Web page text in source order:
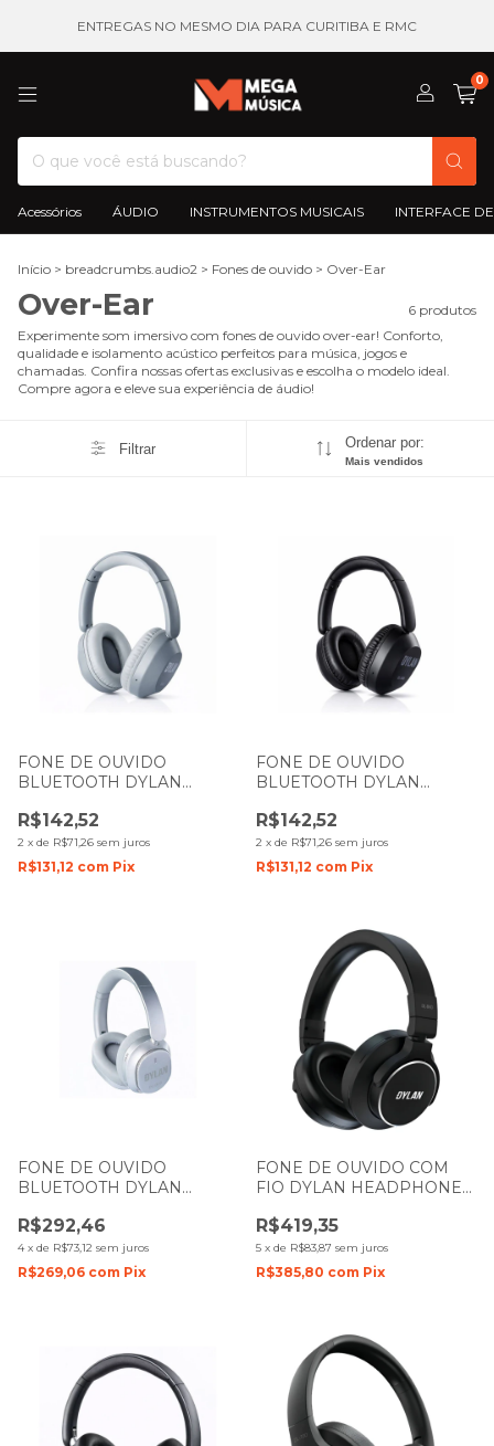
ENTREGAS NO MESMO DIA PARA CURITIBA E RMC
0
Acessórios ÁUDIO INSTRUMENTOS MUSICAIS INTERFACE
Início > breadcrumbs.audio2 > Fones de ouvido > Over-Ear
Over-Ear
6 produtos
Experimente som imersivo com fones de ouvido over-ear! Conforto,
qualidade e isolamento acústico perfeitos para música, jogos e
chamadas. Confira nossas ofertas exclusivas e escolha o modelo ideal.
Compre agora e eleve sua experiência de áudio!
Filtrar Ordenar por:
Mais vendidos
FONE DE OUVIDO
BLUETOOTH DYLAN
DL-500 GREY
R$142,52
2 x de R$71,26 sem juros
R$131,12 com Pix
FONE DE OUVIDO
BLUETOOTH DYLAN
DL-500 PRETO
R$142,52
2 x de R$71,26 sem juros
R$131,12 com Pix
FONE DE OUVIDO
BLUETOOTH DYLAN
P2 COM CANCELAMENTO
DE RUIDO DL-900 CINZA
R$292,46
4 x de R$73,12 sem juros
R$269,06 com Pix
FONE DE OUVIDO COM
FIO DYLAN HEADPHONE
R$419,35
5 x de R$83,87 sem juros
R$385,80 com Pix